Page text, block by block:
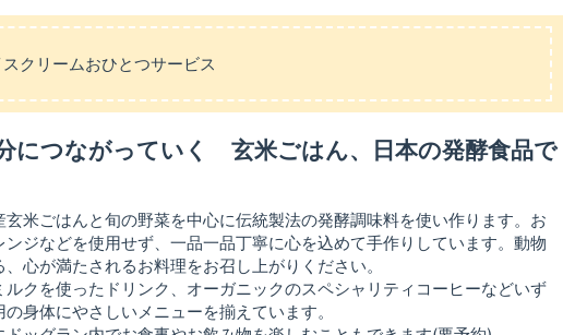
クリームおひとつサービス
につながっていく 玄米ごはん、日本の発酵食品で
米ごはんと旬の野菜を中心に伝統製法の発酵調味料を使い作ります。お
ジなどを使用せず、一品一品丁寧に心を込めて手作りしています。動物
心が満たされるお料理をお召し上がりください。
クを使ったドリンク、オーガニックのスペシャリティコーヒーなどいず
身体にやさしいメニューを揃えています。